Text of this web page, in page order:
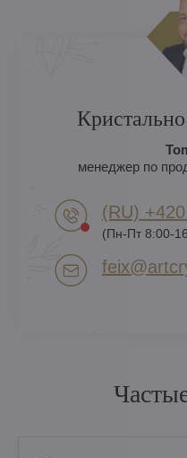
менеджер по
(RU)
(Пн-Пт 8:00-